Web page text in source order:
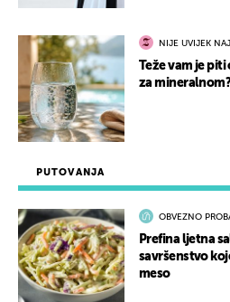
PUTOVANJA
OBVEZNO
Prefina ljetna
savršenstvo
meso
NIJE UVIJEK
Teže vam je
za